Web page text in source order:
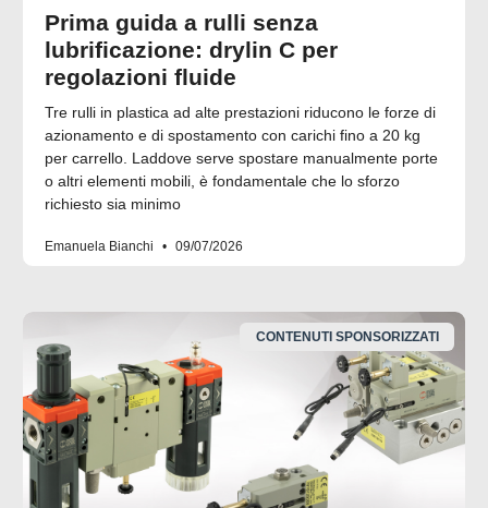
Prima guida a rulli senza
lubrificazione: drylin C per
regolazioni fluide
Tre rulli in plastica ad alte prestazioni riducono le forze di
azionamento e di spostamento con carichi fino a 20 kg
per carrello. Laddove serve spostare manualmente porte
o altri elementi mobili, è fondamentale che lo sforzo
richiesto sia minimo
Emanuela Bianchi 09/07/2026
CONTENUTI SPONSORIZZATI